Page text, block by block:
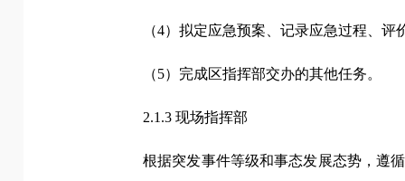
（4）拟定应急预案、记录应急过程、
（5）完成区指挥部交办的其他任务。
2.1.3 现场指挥部
根据突发事件等级和事态发展态势，遵